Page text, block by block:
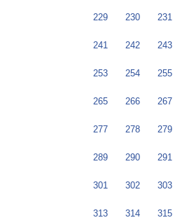
229 230 231
241 242 243
253 254 255
265 266 267
277 278 279
289 290 291
301 302 303
313 314 315